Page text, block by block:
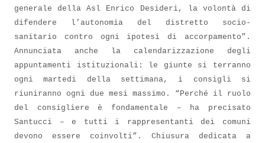
generale della Asl Enrico Desideri, la volontà di
difendere l’autonomia del distretto socio-
sanitario contro ogni ipotesi di accorpamento”.
Annunciata anche la calendarizzazione degli
appuntamenti istituzionali: le giunte si terranno
ogni martedi della settimana, i consigli si
riuniranno ogni due mesi massimo. “Perché il ruolo
del consigliere è fondamentale – ha precisato
Santucci – e tutti i rappresentanti dei comuni
devono essere coinvolti”. Chiusura dedicata a